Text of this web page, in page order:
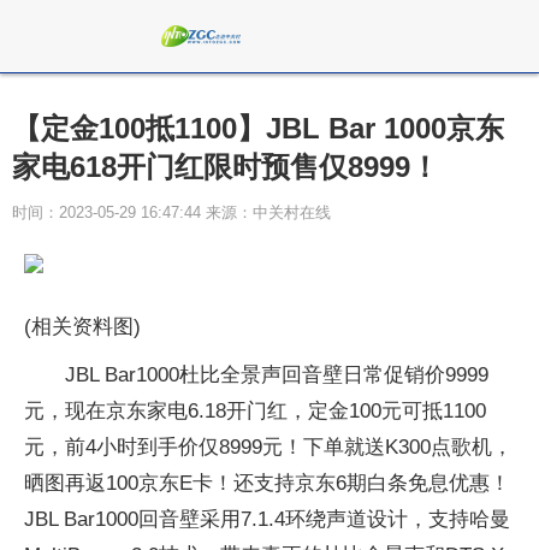
【定金100抵1100】JBL Bar 1000京东
家电618开门红限时预售仅8999！
时间：2023-05-29 16:47:44 来源：中关村在线
(相关资料图)
JBL Bar1000杜比全景声回音壁日常促销价9999
元，现在京东家电6.18开门红，定金100元可抵1100
元，前4小时到手价仅8999元！下单就送K300点歌机，
晒图再返100京东E卡！还支持京东6期白条免息优惠！
JBL Bar1000回音壁采用7.1.4环绕声道设计，支持哈曼